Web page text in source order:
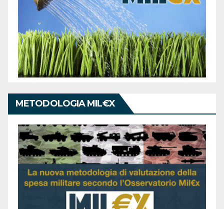
METODOLOGIA MIL€X